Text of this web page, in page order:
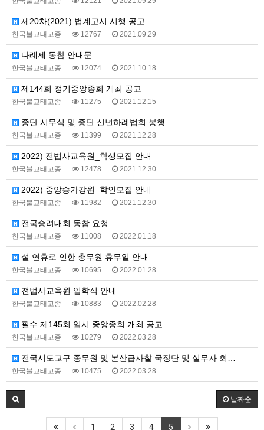
제20차(2021) 법계고시 시행 공고
한국불교태고종 12767 2021.09.29
다례제 동참 안내문
한국불교태고종 12074 2021.10.18
제144회 정기중앙종회 개최 공고
한국불교태고종 11275 2021.12.15
종단 시무식 및 종단 신년하례법회 봉행
한국불교태고종 11399 2021.12.28
2022) 전법사교육원_학생모집 안내
한국불교태고종 12478 2021.12.30
2022) 중앙승가강원_학인모집 안내
한국불교태고종 11982 2021.12.30
전국승려대회 동참 요청
한국불교태고종 11008 2022.01.18
설 연휴로 인한 총무원 휴무일 안내
한국불교태고종 10695 2022.01.28
전법사교육원 입학식 안내
한국불교태고종 10883 2022.02.28
필수 제145회 임시 중앙종회 개최 공고
한국불교태고종 10279 2022.03.28
전국시도교구 종무원 및 본산급사찰 국장단 및 실무자 회…
한국불교태고종 10475 2022.03.28
날짜순
1 2 3 4 5